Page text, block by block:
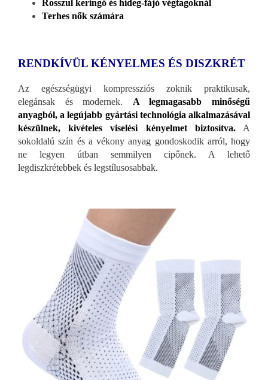
Rosszul keringő és hideg-fájó végtagoknál
Terhes nők számára
RENDKÍVÜL KÉNYELMES ÉS DISZKRÉT
Az egészségügyi kompressziós zoknik praktikusak,
elegánsak és modernek. A legmagasabb minőségű
anyagból, a legújabb gyártási technológia alkalmazásával
készülnek, kivételes viselési kényelmet biztosítva.A
sokoldalú szín és a vékony anyag gondoskodik arról, hogy
ne legyen útban semmilyen cipőnek. A lehető
legdiszkrétebbek és legstílusosabbak.